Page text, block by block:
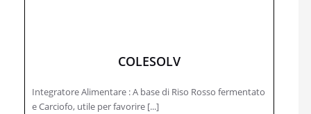
COLESOLV
Integratore Alimentare : A base di Riso Rosso fermentato
e Carciofo, utile per favorire [...]